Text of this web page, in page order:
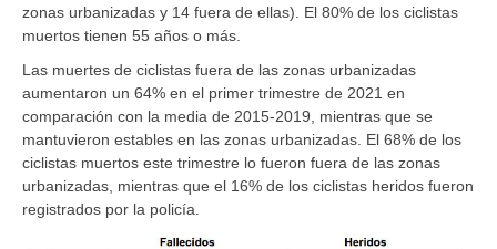
zonas urbanizadas y 14 fuera de ellas). El 80% de los ciclistas
muertos tienen 55 años o más.
Las muertes de ciclistas fuera de las zonas urbanizadas
aumentaron un 64% en el primer trimestre de 2021 en
comparación con la media de 2015-2019, mientras que se
mantuvieron estables en las zonas urbanizadas. El 68% de los
ciclistas muertos este trimestre lo fueron fuera de las zonas
urbanizadas, mientras que el 16% de los ciclistas heridos fueron
registrados por la policía.